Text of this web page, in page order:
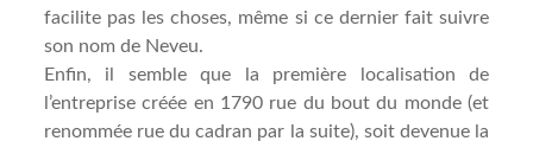
facilite pas les choses, même si ce dernier fait suivre
son nom de Neveu.
Enfin, il semble que la première localisation de
l’entreprise créée en 1790 rue du bout du monde (et
renommée rue du cadran par la suite), soit devenue la